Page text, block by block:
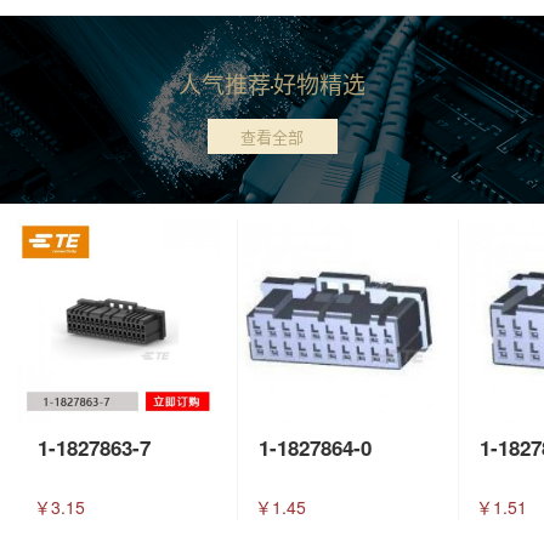
人气推荐好物精选
查看全部
1-1827863-7
￥3.15
1-1827864-0
￥1.45
1-
￥1.51